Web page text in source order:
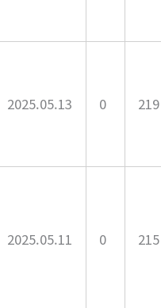
2025.05.13 0 219
2025.05.11 0 215